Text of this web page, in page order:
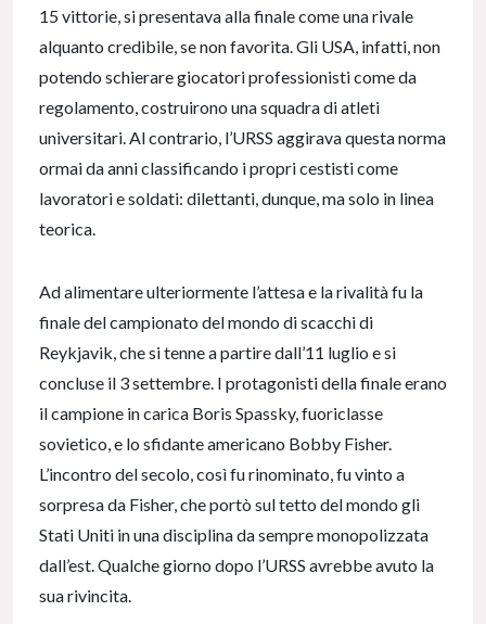
15 vittorie, si presentava alla finale come una rivale
alquanto credibile, se non favorita. Gli USA, infatti, non
potendo schierare giocatori professionisti come da
regolamento, costruirono una squadra di atleti
universitari. Al contrario, l’URSS aggirava questa norma
ormai da anni classificando i propri cestisti come
lavoratori e soldati: dilettanti, dunque, ma solo in linea
teorica.
Ad alimentare ulteriormente l’attesa e la rivalità fu la
finale del campionato del mondo di scacchi di
Reykjavik, che si tenne a partire dall’11 luglio e si
concluse il 3 settembre. I protagonisti della finale erano
il campione in carica Boris Spassky, fuoriclasse
sovietico, e lo sfidante americano Bobby Fisher.
L’incontro del secolo, così fu rinominato, fu vinto a
sorpresa da Fisher, che portò sul tetto del mondo gli
Stati Uniti in una disciplina da sempre monopolizzata
dall’est. Qualche giorno dopo l’URSS avrebbe avuto la
sua rivincita.